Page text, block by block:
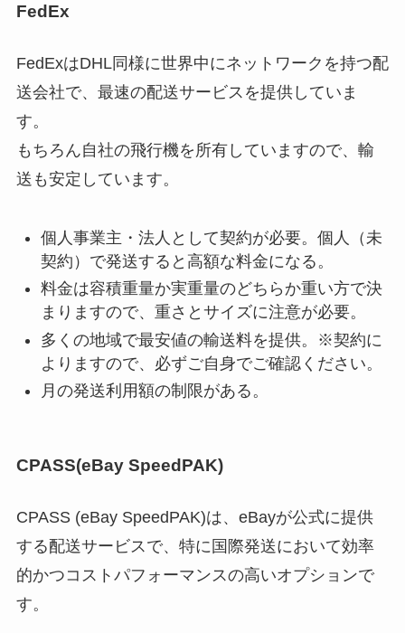
FedEx
FedExはDHL同様に世界中にネットワークを持つ配
送会社で、最速の配送サービスを提供していま
す。
もちろん自社の飛行機を所有していますので、輸
送も安定しています。
個人事業主・法人として契約が必要。個人（未
契約）で発送すると高額な料金になる。
料金は容積重量か実重量のどちらか重い方で決
まりますので、重さとサイズに注意が必要。
多くの地域で最安値の輸送料を提供。※契約に
よりますので、必ずご自身でご確認ください。
月の発送利用額の制限がある。
CPASS(eBay SpeedPAK)
CPASS (eBay SpeedPAK)は、eBayが公式に提供
する配送サービスで、特に国際発送において効率
的かつコストパフォーマンスの高いオプションで
す。